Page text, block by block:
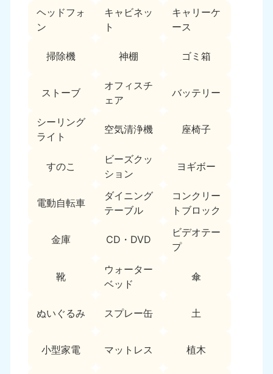
ヘッドフォ
ン
キャビネッ
ト
キャリーケ
ース
掃除機 神棚 ゴミ箱
ストーブ
オフィスチ
ェア
バッテリー
シーリング
ライト
空気清浄機 座椅子
すのこ
ビーズクッ
ション
ヨギボー
電動自転車
ダイニング
テーブル
コンクリー
トブロック
金庫 CD・DVD
ビデオテー
プ
靴
ウォーター
ベッド
傘
ぬいぐるみ スプレー缶 土
小型家電 マットレス 植木
福島県
050-1881-5271
東京都
050-1881-5265
9:00〜19:00 年中無休
神奈川県
050-1881-5268
9:00〜19:00 年中無休
050-1881-5266
9:00〜19:00 年中無休
栃木県
050-1881-5270
茨城県
050-1881-5269
9:00〜19:00 年中無休
050-1881-5267
9:00〜19:00 年中無休
050-1881-5255
9:00〜19:00 年中無休
050-1881-5259
9:00〜19:00 年中無休